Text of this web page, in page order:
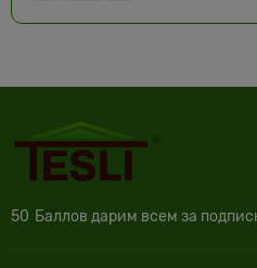
50 Баллов дарим всем за